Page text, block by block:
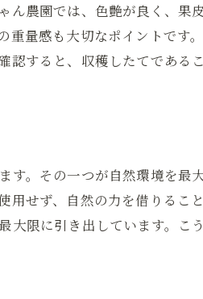
で得る新たな発見
よる価値の創造
るぶどう販売の力
心の平穏
なぶどうの楽しみ方
農園では、色艶が良く、果
量感も大切なポイントです
すると、収穫したてである
。その一つが自然環境を最
せず、自然の力を借りるこ
限に引き出しています。